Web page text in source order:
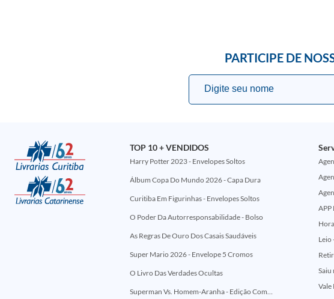
PARTICIPE DE
TOP 10 + VENDIDOS
Harry Potter 2023 - Envelopes Soltos
Álbum Copa Do Mundo 2026 - Capa Dura
Curitiba Em Figurinhas - Envelopes Soltos
O Poder Da Autorresponsabilidade - Bolso
As Regras De Ouro Dos Casais Saudáveis
Super Mario 2026 - Envelope 5 Cromos
O Livro Das Verdades Ocultas
Superman Vs. Homem-Aranha - Edição Comemorativa 50 Anos (Encontros Clássicos Dc E Marvel)
APP
Leio
Saiu
Vale